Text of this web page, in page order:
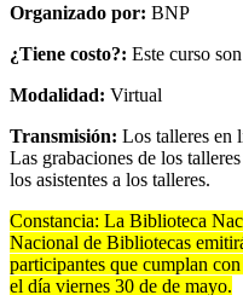
Organizado por: BNP
¿Tiene costo?: Este curso son
Modalidad: Virtual
Transmisión: Los talleres en
Las grabaciones de los
los asistentes a los talleres.
Constancia: La Biblioteca
Nacional de Bibliotecas
participantes que cumplan
el día viernes 30 de de mayo.